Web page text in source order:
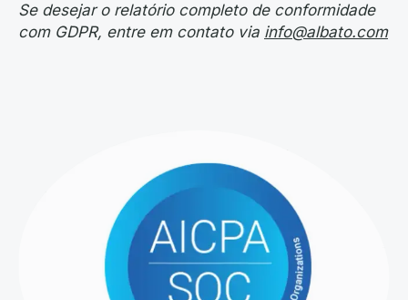
Se desejar o relatório completo de conformidade
com GDPR, entre em contato via info@albato.com